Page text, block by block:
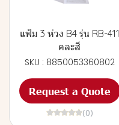
แฟ้ม 3 ห่วง B4 รุ่น RB-411
คละสี
SKU : 8850053360802
Request a Quote
(0)